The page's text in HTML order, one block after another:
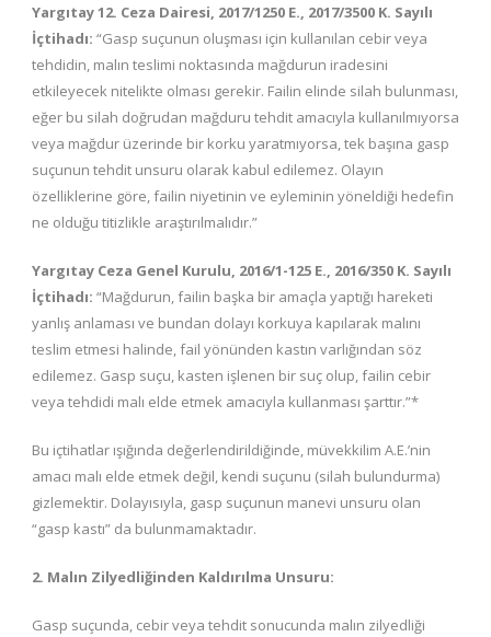
Yargıtay 12. Ceza Dairesi, 2017/1250 E., 2017/3500 K. Sayılı
İçtihadı: “Gasp suçunun oluşması için kullanılan cebir veya
tehdidin, malın teslimi noktasında mağdurun iradesini
etkileyecek nitelikte olması gerekir. Failin elinde silah bulunması,
eğer bu silah doğrudan mağduru tehdit amacıyla kullanılmıyorsa
veya mağdur üzerinde bir korku yaratmıyorsa, tek başına gasp
suçunun tehdit unsuru olarak kabul edilemez. Olayın
özelliklerine göre, failin niyetinin ve eyleminin yöneldiği hedefin
ne olduğu titizlikle araştırılmalıdır.”
Yargıtay Ceza Genel Kurulu, 2016/1-125 E., 2016/350 K. Sayılı
İçtihadı: “Mağdurun, failin başka bir amaçla yaptığı hareketi
yanlış anlaması ve bundan dolayı korkuya kapılarak malını
teslim etmesi halinde, fail yönünden kastın varlığından söz
edilemez. Gasp suçu, kasten işlenen bir suç olup, failin cebir
veya tehdidi malı elde etmek amacıyla kullanması şarttır.”*
Bu içtihatlar ışığında değerlendirildiğinde, müvekkilim A.E.’nin
amacı malı elde etmek değil, kendi suçunu (silah bulundurma)
gizlemektir. Dolayısıyla, gasp suçunun manevi unsuru olan
“gasp kastı” da bulunmamaktadır.
2. Malın Zilyedliğinden Kaldırılma Unsuru:
Gasp suçunda, cebir veya tehdit sonucunda malın zilyedliği